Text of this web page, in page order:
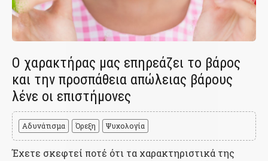
Ο χαρακτήρας μας επηρεάζει το βάρος
και την προσπάθεια απώλειας βάρους
λένε οι επιστήμονες
Αδυνάτισμα Όρεξη Ψυχολογία
Έχετε σκεφτεί ποτέ ότι τα χαρακτηριστικά της